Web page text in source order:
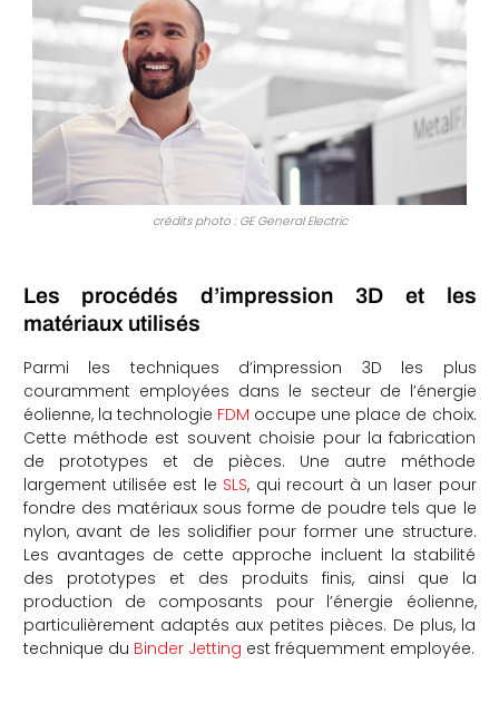
crédits photo : GE General Electric
Les procédés d’impression 3D et les
matériaux utilisés
Parmi les techniques d’impression 3D les plus
couramment employées dans le secteur de l’énergie
éolienne, la technologie FDM occupe une place de choix.
Cette méthode est souvent choisie pour la fabrication
de prototypes et de pièces. Une autre méthode
largement utilisée est le SLS, qui recourt à un laser pour
fondre des matériaux sous forme de poudre tels que le
nylon, avant de les solidifier pour former une structure.
Les avantages de cette approche incluent la stabilité
des prototypes et des produits finis, ainsi que la
production de composants pour l’énergie éolienne,
particulièrement adaptés aux petites pièces. De plus, la
technique du Binder Jetting est fréquemment employée.